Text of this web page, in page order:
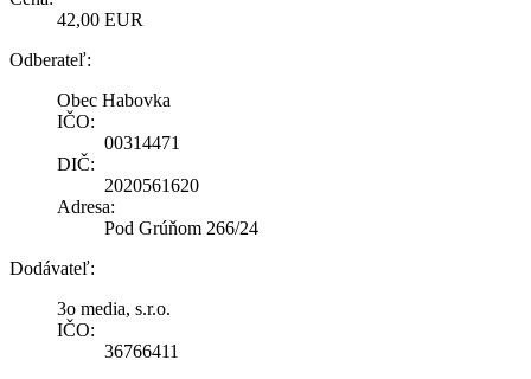
42,00 EUR
Odberateľ:
Obec Habovka
IČO:
00314471
DIČ:
2020561620
Adresa:
Pod Grúňom 266/24
Dodávateľ:
3o media, s.r.o.
IČO:
36766411